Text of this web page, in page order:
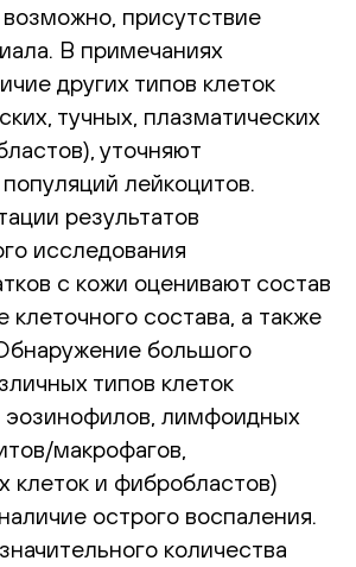
присутствие
В примечаниях
других типов клеток
тучных, плазматических
уточняют
лейкоцитов.
результатов
исследования
с кожи оценивают состав
состава, а также
большого
типов клеток
эозинофилов, лимфоидных
макрофагов,
клеток и фибробластов)
острого воспаления.
количества